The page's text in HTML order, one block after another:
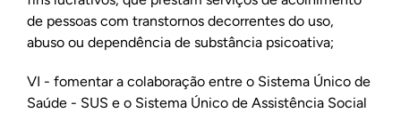
de pessoas com transtornos decorrentes do uso,
abuso ou dependência de substância psicoativa;
VI - fomentar a colaboração entre o Sistema Único de
Saúde - SUS e o Sistema Único de Assistência Social